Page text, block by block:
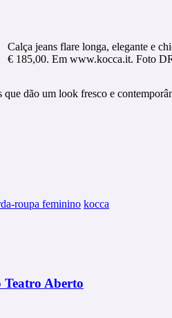
Calça jeans flare longa, elegante e
€ 185,00. Em www.kocca.it. Foto
dão um look fresco e
roupa feminino kocca
Teatro Aberto